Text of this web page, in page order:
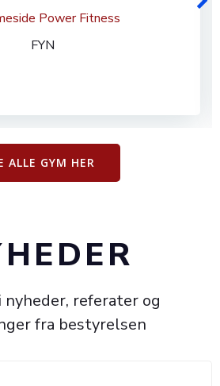
Power Fitness
FYN
ALLE GYM HER
nyheder, referater og
fra bestyrelsen